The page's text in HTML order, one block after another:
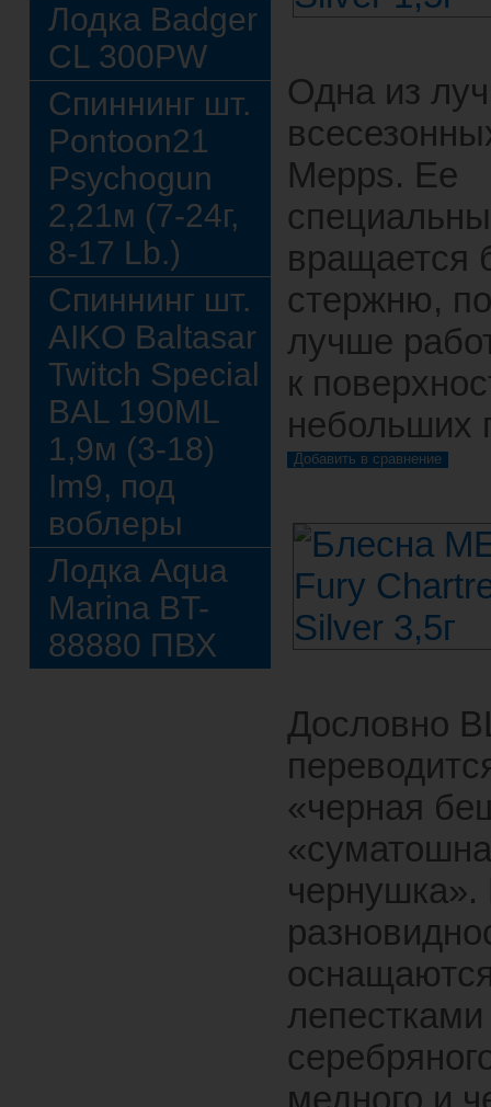
Лодка Badger
CL 300PW
Спиннинг шт.
Pontoon21
Psychogun
2,21м (7-24г,
8-17 Lb.)
Спиннинг шт.
AIKO Baltasar
Twitch Special
BAL 190ML
1,9м (3-18)
Im9, под
воблеры
Лодка Aqua
Marina BT-
88880 ПВХ
Одна из
Mepps. Ее
вращается
стержню,
лучше
к
небольших
Дословно
«черная
чернушка».
лепестками
медного и